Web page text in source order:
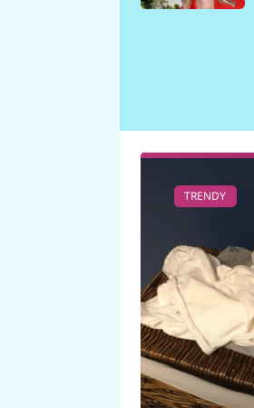
TRENDY